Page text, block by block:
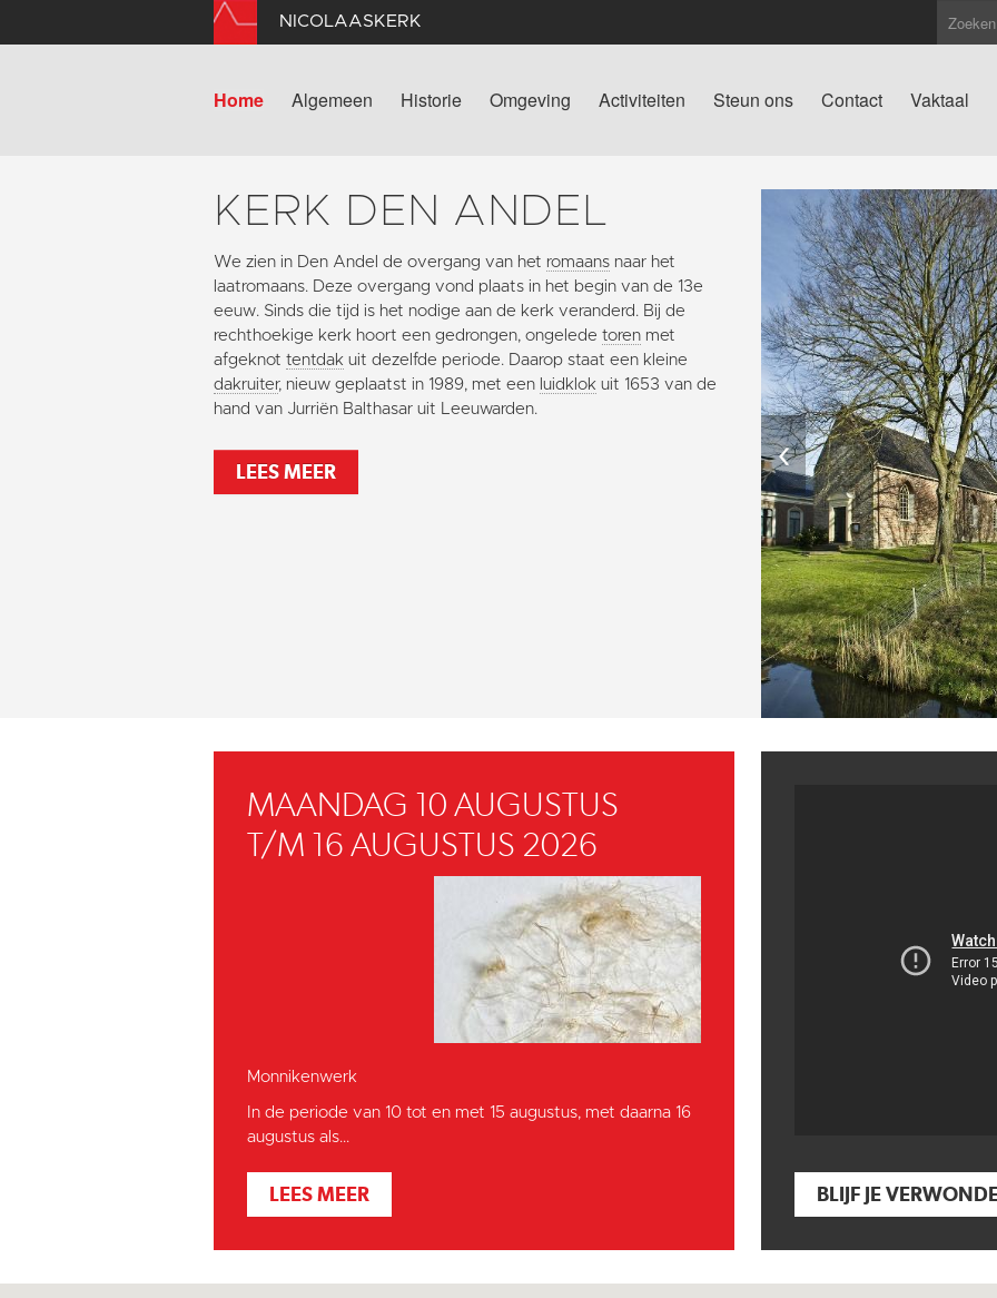
NICOLAASKERK
Home Algemeen Historie Omgeving Activiteiten Steun ons Contact Vaktaal
KERK DEN ANDEL
We zien in Den Andel de overgang van het romaans naar het
laatromaans. Deze overgang vond plaats in het begin van de 13e
eeuw. Sinds die tijd is het nodige aan de kerk veranderd. Bij de
rechthoekige kerk hoort een gedrongen, ongelede toren met
afgeknot tentdak uit dezelfde periode. Daarop staat een kleine
dakruiter, nieuw geplaatst in 1989, met een luidklok uit 1653 van de
hand van Jurriën Balthasar uit Leeuwarden.
LEES MEER ‹
MAANDAG 10 AUGUSTUS
T/M 16 AUGUSTUS 2026
Monnikenwerk
In de periode van 10 tot en met 15 augustus, met daarna 16
augustus als...
LEES MEER BLIJF JE